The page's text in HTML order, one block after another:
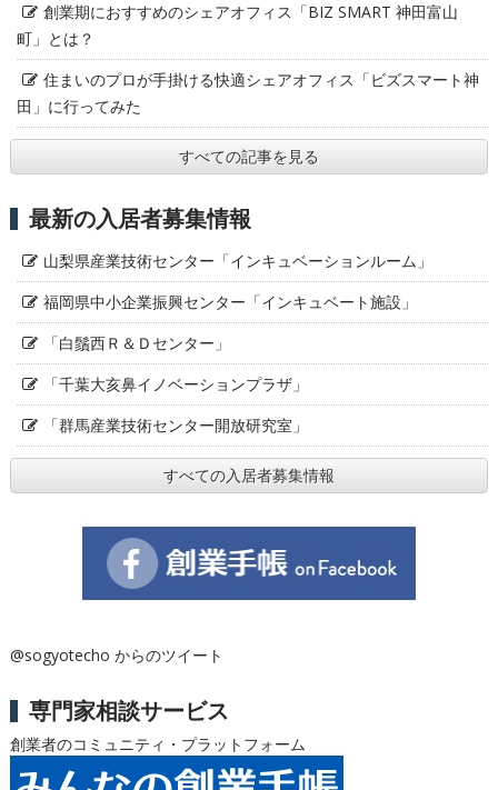
創業期におすすめのシェアオフィス「BIZ SMART 神田富山
町」とは？
住まいのプロが手掛ける快適シェアオフィス「ビズスマート神
田」に行ってみた
すべての記事を見る
最新の入居者募集情報
山梨県産業技術センター「インキュベーションルーム」
福岡県中小企業振興センター「インキュベート施設」
「白鬚西Ｒ＆Ｄセンター」
「千葉大亥鼻イノベーションプラザ」
「群馬産業技術センター開放研究室」
すべての入居者募集情報
@sogyotecho からのツイート
専門家相談サービス
創業者のコミュニティ・プラットフォーム